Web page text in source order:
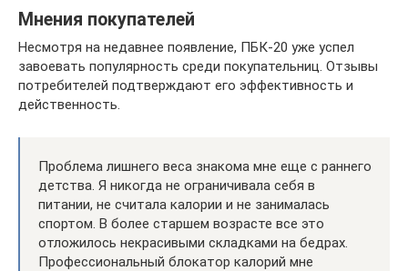
Мнения покупателей
Несмотря на недавнее появление, ПБК-20 уже успел
завоевать популярность среди покупательниц. Отзывы
потребителей подтверждают его эффективность и
действенность.
Проблема лишнего веса знакома мне еще с раннего
детства. Я никогда не ограничивала себя в
питании, не считала калории и не занималась
спортом. В более старшем возрасте все это
отложилось некрасивыми складками на бедрах.
Профессиональный блокатор калорий мне